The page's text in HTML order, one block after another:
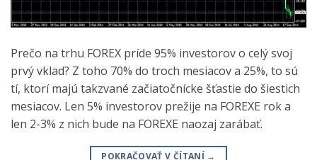
Prečo na trhu FOREX príde 95% investorov o celý svoj
prvý vklad? Z toho 70% do troch mesiacov a 25%, to sú
tí, ktorí majú takzvané začiatočnícke šťastie do šiestich
mesiacov. Len 5% investorov prežije na FOREXE rok a
len 2-3% z nich bude na FOREXE naozaj zarábať.
POKRAČOVAŤ V ČÍTANÍ →